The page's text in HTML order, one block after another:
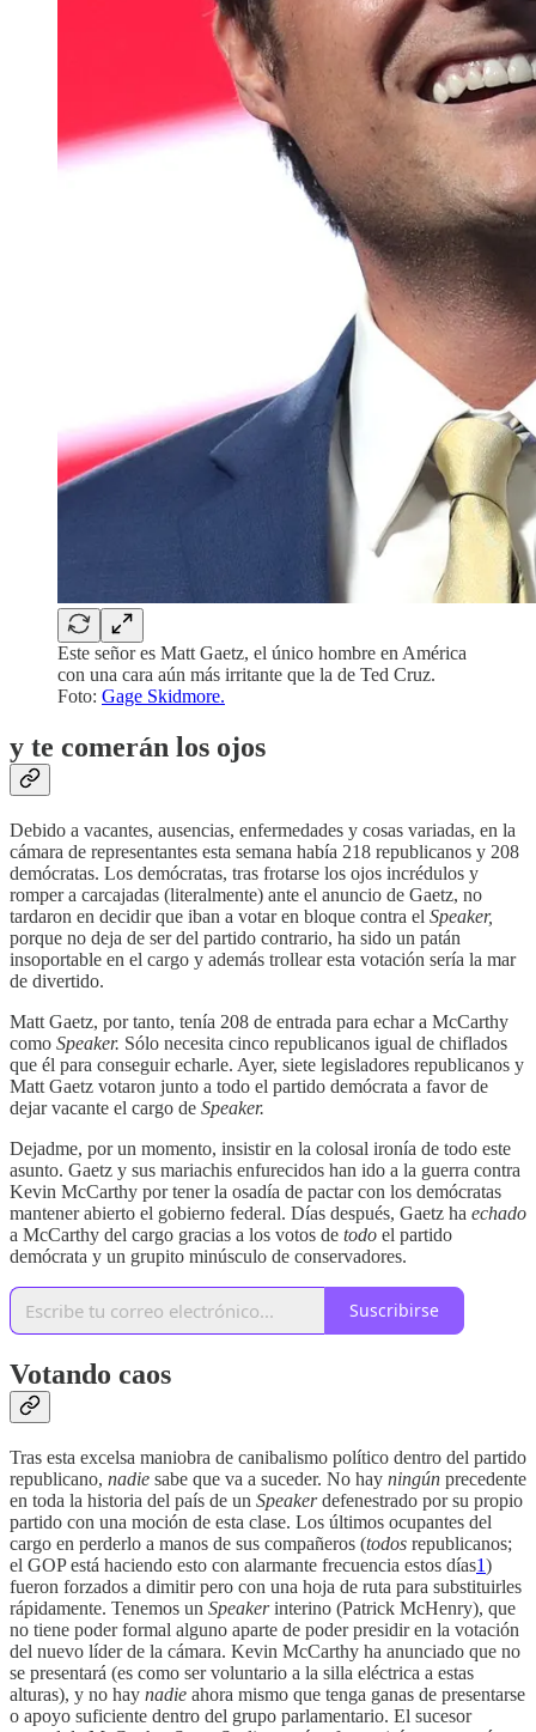
Este señor es Matt Gaetz, el único hombre en América
con una cara aún más irritante que la de Ted Cruz.
Foto: Gage Skidmore.
y te comerán los ojos
Debido a vacantes, ausencias, enfermedades y cosas variadas, en la
cámara de representantes esta semana había 218 republicanos y 208
demócratas. Los demócratas, tras frotarse los ojos incrédulos y
romper a carcajadas (literalmente) ante el anuncio de Gaetz, no
tardaron en decidir que iban a votar en bloque contra el Speaker,
porque no deja de ser del partido contrario, ha sido un patán
insoportable en el cargo y además trollear esta votación sería la mar
de divertido.
Matt Gaetz, por tanto, tenía 208 de entrada para echar a McCarthy
como Speaker. Sólo necesita cinco republicanos igual de chiflados
que él para conseguir echarle. Ayer, siete legisladores republicanos y
Matt Gaetz votaron junto a todo el partido demócrata a favor de
dejar vacante el cargo de Speaker.
Dejadme, por un momento, insistir en la colosal ironía de todo este
asunto. Gaetz y sus mariachis enfurecidos han ido a la guerra contra
Kevin McCarthy por tener la osadía de pactar con los demócratas
mantener abierto el gobierno federal. Días después, Gaetz ha echado
a McCarthy del cargo gracias a los votos de todo el partido
demócrata y un grupito minúsculo de conservadores.
Suscribirse
Votando caos
Tras esta excelsa maniobra de canibalismo político dentro del partido
republicano, nadie sabe que va a suceder. No hay ningún precedente
en toda la historia del país de un Speakerdefenestrado por su propio
partido con una moción de esta clase. Los últimos ocupantes del
cargo en perderlo a manos de sus compañeros (todos republicanos;
el GOP está haciendo esto con alarmante frecuencia estos días1)
fueron forzados a dimitir pero con una hoja de ruta para substituirles
rápidamente. Tenemos un Speakerinterino (Patrick McHenry), que
no tiene poder formal alguno aparte de poder presidir en la votación
del nuevo líder de la cámara. Kevin McCarthy ha anunciado que no
se presentará (es como ser voluntario a la silla eléctrica a estas
alturas), y no hay nadie ahora mismo que tenga ganas de presentarse
o apoyo suficiente dentro del grupo parlamentario. El sucesor